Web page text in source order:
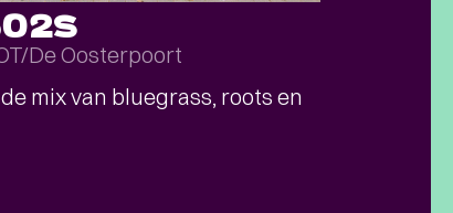
De Oosterpoort
mix van bluegrass, roots en